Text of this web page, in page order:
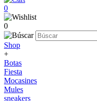
0
0
Shop
+
Botas
Fiesta
Mocasines
Mules
sneakers